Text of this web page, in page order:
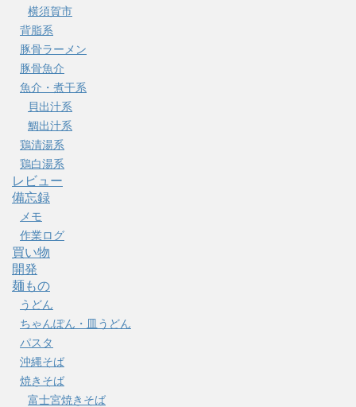
横須賀市
背脂系
豚骨ラーメン
豚骨魚介
魚介・煮干系
貝出汁系
鯛出汁系
鶏清湯系
鶏白湯系
レビュー
備忘録
メモ
作業ログ
買い物
開発
麺もの
うどん
ちゃんぽん・皿うどん
パスタ
沖縄そば
焼きそば
富士宮焼きそば